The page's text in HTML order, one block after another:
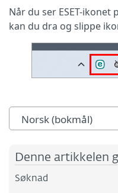
Når du ser ESET-ikonet
kan du dra og slippe
Norsk (bokmål)
Denne artikkelen
Søknad